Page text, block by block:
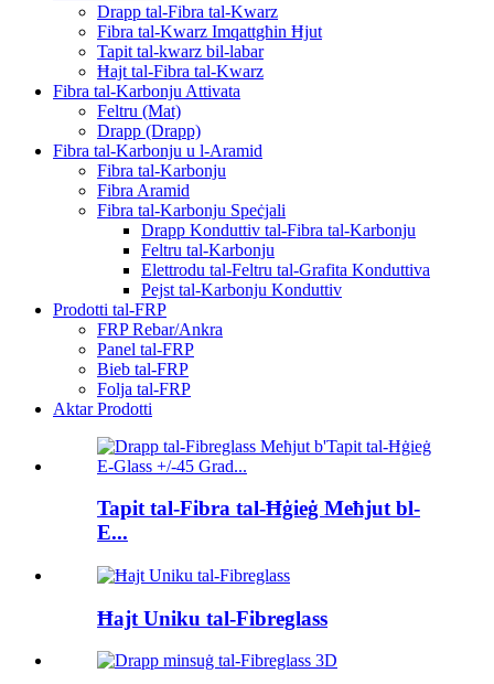
Drapp tal-Fibra tal-Kwarz
Fibra tal-Kwarz Imqattgħin Ħjut
Tapit tal-kwarz bil-labar
Ħajt tal-Fibra tal-Kwarz
Fibra tal-Karbonju Attivata
Feltru (Mat)
Drapp (Drapp)
Fibra tal-Karbonju u l-Aramid
Fibra tal-Karbonju
Fibra Aramid
Fibra tal-Karbonju Speċjali
Drapp Konduttiv tal-Fibra tal-Karbonju
Feltru tal-Karbonju
Elettrodu tal-Feltru tal-Grafita Konduttiva
Pejst tal-Karbonju Konduttiv
Prodotti tal-FRP
FRP Rebar/Ankra
Panel tal-FRP
Bieb tal-FRP
Folja tal-FRP
Aktar Prodotti
Tapit tal-Fibra tal-Ħġieġ Meħjut bl-
E...
Ħajt Uniku tal-Fibreglass